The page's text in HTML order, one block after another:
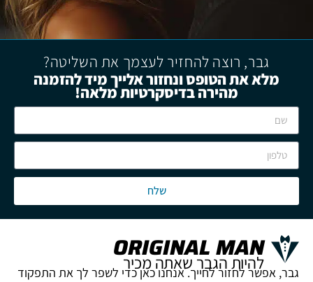
גבר, רוצה להחזיר לעצמך את השליטה?
מלא את הטופס ונחזור אלייך מיד להזמנה
מהירה בדיסקרטיות מלאה!
שלח
ORIGINAL MAN
להיות הגבר שאתה מכיר
גבר, אפשר לחזור לחייך. אנחנו כאן כדי לשפר לך את התפקוד